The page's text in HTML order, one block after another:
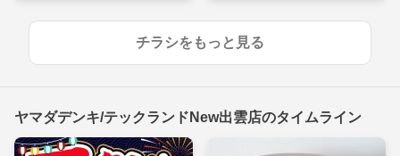
チラシをもっと見る
ヤマダデンキ/テックランドNew出雲店のタイムライン